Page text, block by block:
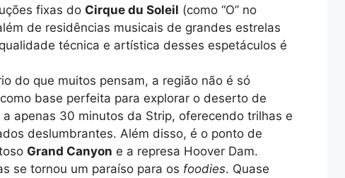
fixas do Cirque du Soleil (como “O” no
de residências musicais de grandes estrelas
técnica e artística desses espetáculos é
do que muitos pensam, a região não é só
base perfeita para explorar o deserto de
a apenas 30 minutos da Strip, oferecendo trilhas e
deslumbrantes. Além disso, é o ponto de
Grand Canyon e a represa Hoover Dam.
se tornou um paraíso para os foodies. Quase